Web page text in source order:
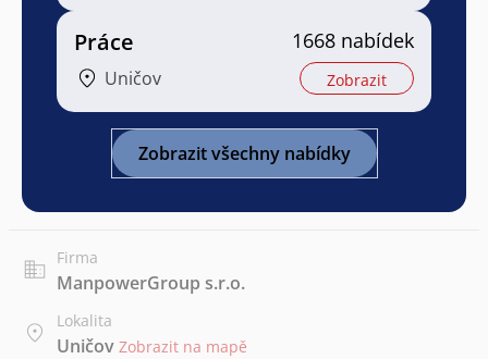
Práce
Uničov
1668 nabídek
Zobrazit
Zobrazit všechny nabídky
Firma
ManpowerGroup s.r.o.
Lokalita
Uničov Zobrazit na mapě